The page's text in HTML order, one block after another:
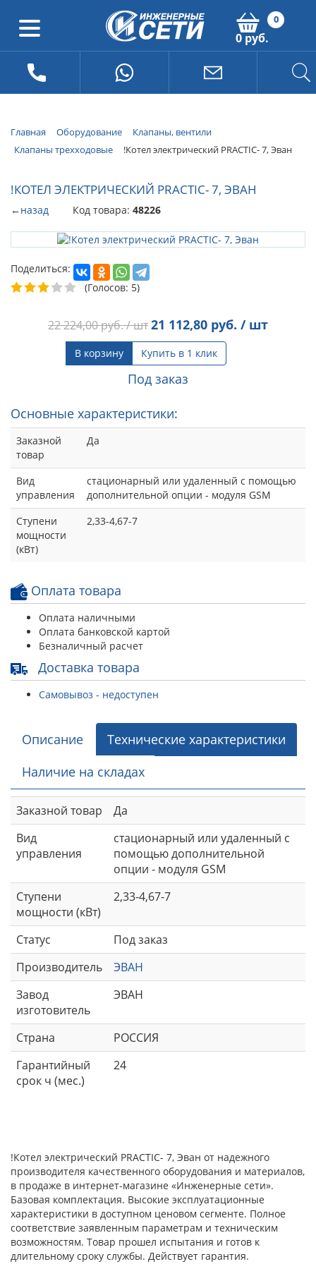
0
0 руб.
Главная Оборудование
Клапаны, вентили
Клапаны трехходовые
!Котел электрический PRACTIC- 7, Эван
!КОТЕЛ ЭЛЕКТРИЧЕСКИЙ PRACTIC- 7, ЭВАН
←назад Код товара: 48226
Поделиться:
(Голосов: 5)
22 224,00руб. / шт21 112,80 руб. / шт
В корзину Купить в 1 клик
Под заказ
Основные характеристики:
Заказной
товар
Да
Вид
управления
стационарный или удаленный с помощью
дополнительной опции - модуля GSM
Ступени
мощности
(кВт)
2,33-4,67-7
Оплата товара
Оплата наличными
Оплата банковской картой
Безналичный расчет
Доставка товара
Самовывоз - недоступен
Описание
Технические характеристики
Наличие на складах
Заказной товар
Да
Вид
управления
стационарный или удаленный с
помощью дополнительной
опции - модуля GSM
Ступени
мощности (кВт)
2,33-4,67-7
Статус
Под заказ
Производитель
ЭВАН
Завод
изготовитель
ЭВАН
Страна
РОССИЯ
Гарантийный
срок ч (мес.)
24
!Котел электрический PRACTIC- 7, Эван от надежного
производителя качественного оборудования и материалов,
в продаже в интернет-магазине «Инженерные сети».
Базовая комплектация. Высокие эксплуатационные
характеристики в доступном ценовом сегменте. Полное
соответствие заявленным параметрам и техническим
возможностям. Товар прошел испытания и готов к
длительному сроку службы. Действует гарантия.